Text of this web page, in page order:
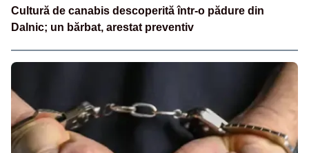
Cultură de canabis descoperită într-o pădure din
Dalnic; un bărbat, arestat preventiv